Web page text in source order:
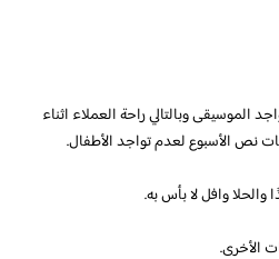
الموسيقى وبالتالي راحة العملاء اثناء
نص الأسبوع لعدم تواجد الأطفال.
وافل لا بأس به.
الأخرى.